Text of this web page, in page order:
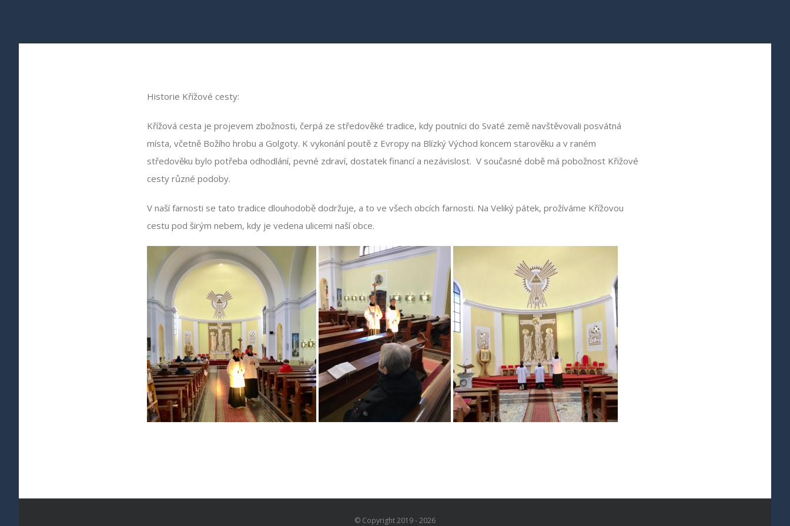
Historie Křížové cesty:
Křížová cesta je projevem zbožnosti, čerpá ze středověké tradice, kdy poutníci do Svaté země navštěvovali posvátná
místa, včetně Božího hrobu a Golgoty. K vykonání poutě z Evropy na Blízký Východ koncem starověku a v raném
středověku bylo potřeba odhodlání, pevné zdraví, dostatek financí a nezávislost. V současné době má pobožnost Křižové
cesty různé podoby.
V naší farnosti se tato tradice dlouhodobě dodržuje, a to ve všech obcích farnosti. Na Veliký pátek, prožíváme Křížovou
cestu pod širým nebem, kdy je vedena ulicemi naší obce.
© Copyright 2019 -2026